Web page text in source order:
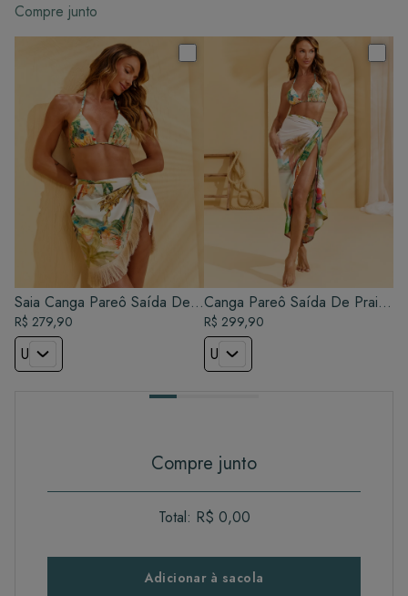
Compre junto
Saia Canga Pareô Saída De
Praia - Lagoa
R$ 279,90
U
Canga Pareô Saída De Praia
- Lagoa
R$ 299,90
U
Compre junto
Total: R$ 0,00
Adicionar à sacola